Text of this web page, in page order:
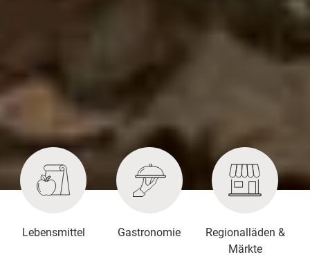
Lebensmittel Gastronomie
Regionalläden &
Märkte